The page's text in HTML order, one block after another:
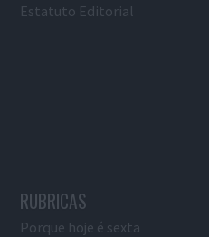
Estatuto Editorial
RUBRICAS
Porque hoje é sexta